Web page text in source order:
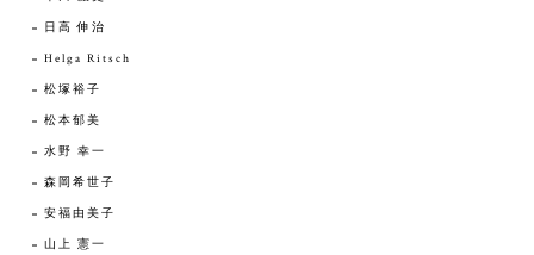
日高 伸治
Helga Ritsch
松塚裕子
松本郁美
水野 幸一
森岡希世子
安福由美子
山上 憲一